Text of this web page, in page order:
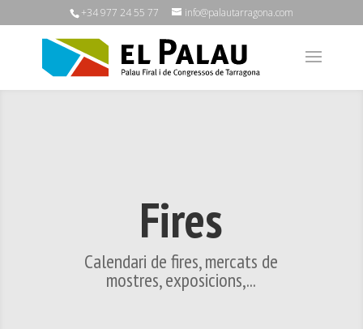
+34 977 24 55 77 info@palautarragona.com
Fires
Calendari de fires, mercats de
mostres, exposicions,...